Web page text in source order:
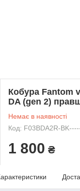
Кобура Fantom
DA (gen 2)
Немає в наявності
Код: F03BDA2R-
1 800 ₴